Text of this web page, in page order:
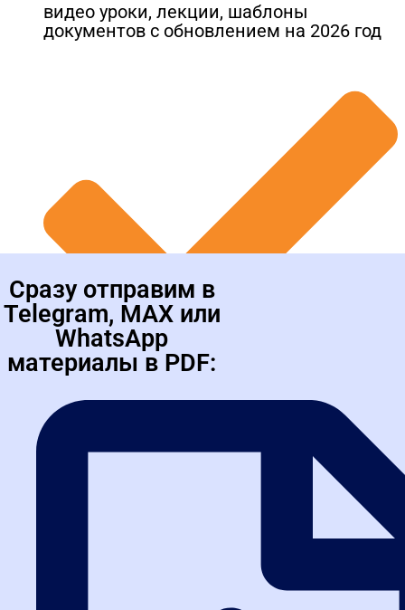
видео уроки, лекции, шаблоны
документов​ с обновлением на 2026 год
видео инструкции по работе на всех
электронных площадках